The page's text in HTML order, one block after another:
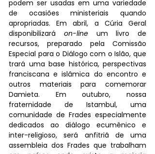
podem ser usadas em uma variedade
de ocasiões ministeriais quando
apropriadas. Em abril, a Cúria Geral
disponibilizará on-line um livro de
recursos, preparado pela Comissão
Especial para o Diálogo com o Islão, que
trará uma base histórica, perspectivas
franciscana e islâmica do encontro e
outros materiais para comemorar
Damieta. Em outubro, nossa
fraternidade de Istambul, uma
comunidade de Frades especialmente
dedicados ao diálogo ecumênico e
inter-religioso, será anfitriã de uma
assembleia dos Frades que trabalham